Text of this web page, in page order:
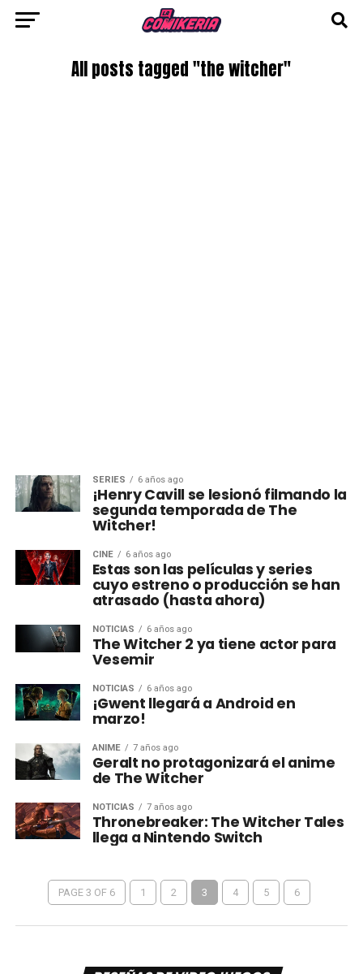
All posts tagged "the witcher"
SERIES 6 años ago
¡Henry Cavill se lesionó filmando la
segunda temporada de The
Witcher!
CINE 6 años ago
Estas son las películas y series
cuyo estreno o producción se han
atrasado (hasta ahora)
NOTICIAS 6 años ago
The Witcher 2 ya tiene actor para
Vesemir
NOTICIAS 6 años ago
¡Gwent llegará a Android en
marzo!
ANIME 7 años ago
Geralt no protagonizará el anime
de The Witcher
NOTICIAS 7 años ago
Thronebreaker: The Witcher Tales
llega a Nintendo Switch
PAGE 3 OF 6 1 2 3 4 5 6